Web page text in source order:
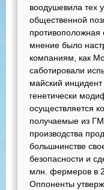
воодушевила тех
общественной
противоположная
мнение было
компаниям, как
саботировали
майский
генетически
осуществляется
получаемые из
производства
большнинстве
безопасности и
млн. фермеров в
Оппоненты